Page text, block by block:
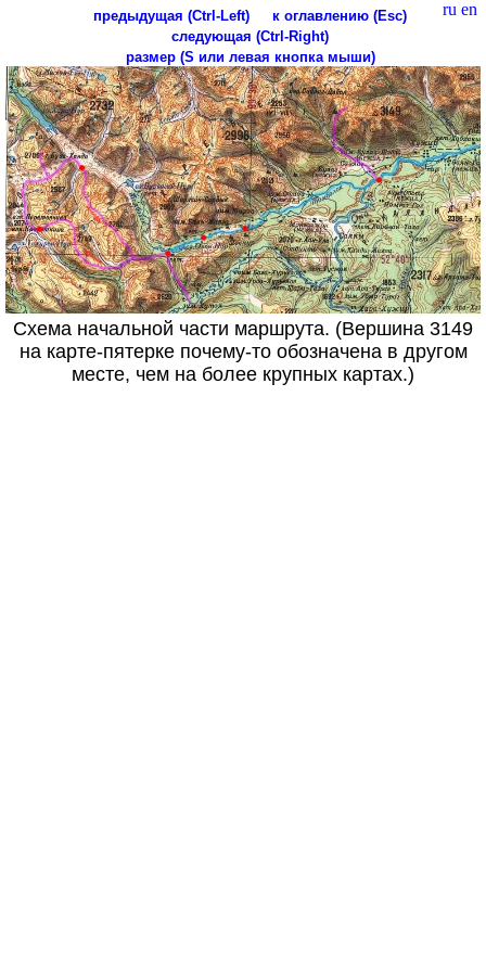
ru en
предыдущая (Ctrl-Left)
к оглавлению (Esc)
следующая (Ctrl-Right)
размер (S или левая кнопка мыши)
Схема начальной части маршрута. (Вершина 3149
на карте-пятерке почему-то обозначена в другом
месте, чем на более крупных картах.)